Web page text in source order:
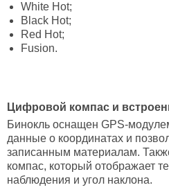
White Hot;
Black Hot;
Red Hot;
Fusion.
Цифровой компас и
Бинокль оснащен GPS-
данные о координатах и
записанным материалам.
компас, который отображает
наблюдения и угол наклона.